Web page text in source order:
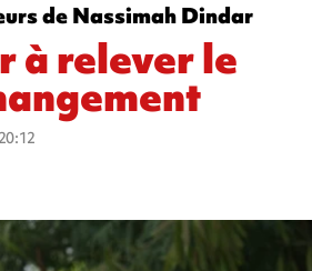
de Nassimah Dindar
à relever le